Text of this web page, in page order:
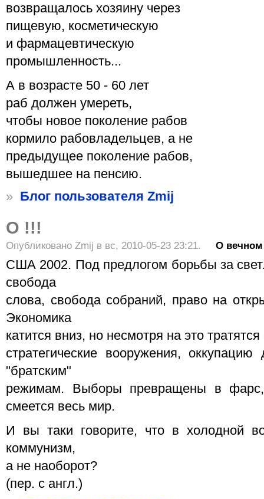
возвращалось хозяину через
пищевую, косметическую
и фармацевтическую
промышленность...
А в возрасте 50 - 60 лет
раб должен умереть,
чтобы новое поколение рабов
кормило рабовладельцев, а не
предыдущее поколение рабов,
вышедшее на пенсию.
» Блог пользователя Zmij
О !!!
Опубликовано Zmij в вс, 2010-05-23 23:21. О вечном
США 2002. Под предлогом борьбы за
свобода
слова, свобода собраний, право на
Экономика
катится вниз, но несмотря на это
стратегические вооружения,
"братским"
режимам. Выборы превращены в
смеется весь мир.
И вы таки говорите, что в холодной
коммунизм,
а не наоборот?
(пер. с англ.)